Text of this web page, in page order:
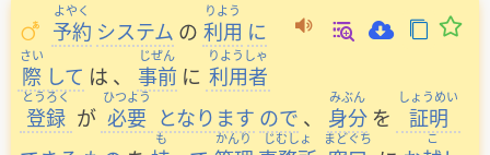
よやく
予約 システム の
りよう
利用 に
さい
際 して は 、
じぜん
事前 に
りようしゃ
利用者
とうろく
登録 が
ひつよう
必要 となります ので 、
みぶん
身分 を
しょうめい
証明
も かんり じむしょ まどぐち こ